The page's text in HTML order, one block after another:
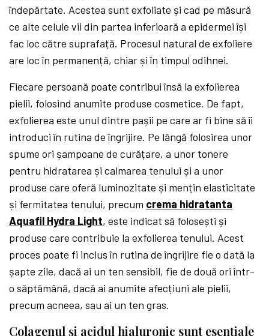
îndepărtate. Acestea sunt exfoliate și cad pe măsură
ce alte celule vii din partea inferioară a epidermei își
fac loc către suprafață. Procesul natural de exfoliere
are loc în permanență, chiar și în timpul odihnei.
Fiecare persoană poate contribui însă la exfolierea
pielii, folosind anumite produse cosmetice. De fapt,
exfolierea este unul dintre pașii pe care ar fi bine să îi
introduci în rutina de îngrijire. Pe lângă folosirea unor
spume ori șampoane de curățare, a unor tonere
pentru hidratarea și calmarea tenului și a unor
produse care oferă luminozitate și mențin elasticitate
și fermitatea tenului, precum crema hidratanta
Aquafil Hydra Light, este indicat să folosești și
produse care contribuie la exfolierea tenului. Acest
proces poate fi inclus în rutina de îngrijire fie o dată la
șapte zile, dacă ai un ten sensibil, fie de două ori într-
o săptămână, dacă ai anumite afecțiuni ale pielii,
precum acneea, sau ai un ten gras.
Colagenul și acidul hialuronic sunt esențiale